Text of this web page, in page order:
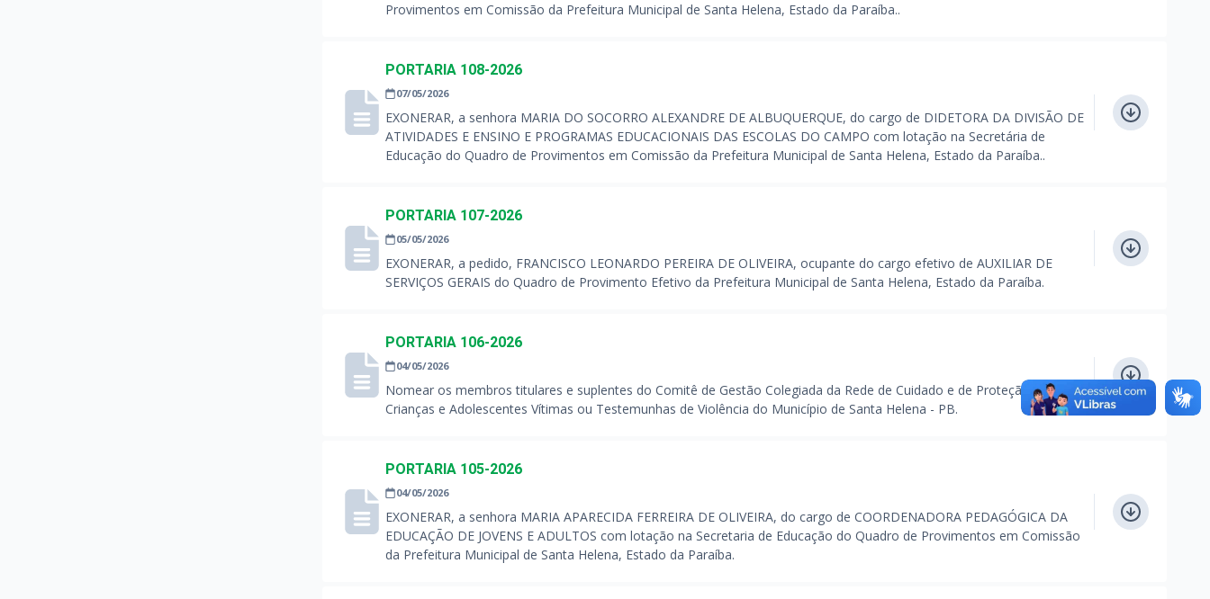
Provimentos em Comissão da Prefeitura Municipal de Santa Helena, Estado da Paraíba..
PORTARIA 108-2026
07/05/2026
EXONERAR, a senhora MARIA DO SOCORRO ALEXANDRE DE ALBUQUERQUE, do cargo de DIDETORA DA DIVISÃO DE
ATIVIDADES E ENSINO E PROGRAMAS EDUCACIONAIS DAS ESCOLAS DO CAMPO com lotação na Secretária de
Educação do Quadro de Provimentos em Comissão da Prefeitura Municipal de Santa Helena, Estado da Paraíba..
PORTARIA 107-2026
05/05/2026
EXONERAR, a pedido, FRANCISCO LEONARDO PEREIRA DE OLIVEIRA, ocupante do cargo efetivo de AUXILIAR DE
SERVIÇOS GERAIS do Quadro de Provimento Efetivo da Prefeitura Municipal de Santa Helena, Estado da Paraíba.
PORTARIA 106-2026
04/05/2026
Nomear os membros titulares e suplentes do Comitê de Gestão Colegiada da Rede de Cuidado e de Proteção Social de
Crianças e Adolescentes Vítimas ou Testemunhas de Violência do Município de Santa Helena - PB.
PORTARIA 105-2026
04/05/2026
EXONERAR, a senhora MARIA APARECIDA FERREIRA DE OLIVEIRA, do cargo de COORDENADORA PEDAGÓGICA DA
EDUCAÇÃO DE JOVENS E ADULTOS com lotação na Secretaria de Educação do Quadro de Provimentos em Comissão
da Prefeitura Municipal de Santa Helena, Estado da Paraíba.